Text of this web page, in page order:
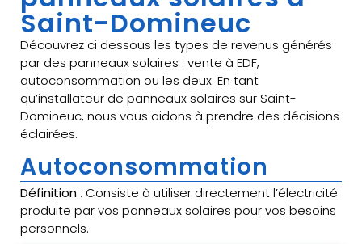
Saint-Domineuc
Découvrez ci dessous les types de revenus générés
par des panneaux solaires : vente à EDF,
autoconsommation ou les deux. En tant
qu’installateur de panneaux solaires sur Saint-
Domineuc, nous vous aidons à prendre des décisions
éclairées.
Autoconsommation
Définition : Consiste à utiliser directement l’électricité
produite par vos panneaux solaires pour vos besoins
personnels.